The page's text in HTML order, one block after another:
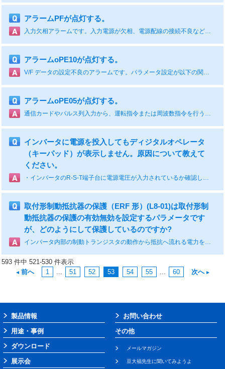
アラームPFが点灯する。
入力欠相アラームです。入力電源が欠相、電源配線の接続不良など、主に入力電源が原因ですので確認をしてください。
アラームoPE10が点灯する。
V/F データの設定不良のアラームです。パラメータ設定が以下の関係を満たしていない。・最低出力周波数(E1-09)≦ 中間出力周波数(E1-07) ・最低出力周波数(E3-09)≦ 中間出力周波数(E3-07)
アラームoPE05が点灯する。
通信カードやパルス列入力から、運転指令または周波数指令を行う場合の設定が正しくない。
インバータに電源を投入してもディジタルオペレータ
（キーパッド）が表示しません。原因について教えて
ください。
・インバータのR-S-T端子台に電源電圧が入力されているか確認してください。まれに一次側のコンタクタなどの故障でインバータに電源が入っていないことがあります。 ・ディジタルオペレータ（キーパッド）とインバータ本体の接触不良がないか確認してください。 ・小容量のインバータはDCリアクトル接続用の端子+1と+2を短絡片が短絡していますがその短絡片が外れているとディジタルオペレータは点灯しません。 A1000（容量200V：0004～0081 400V：0002～0044） V1000（200V:すべての容量 400V:すべての容量） J1000（200V:すべての容量 400V:すべての容量） GA700（容量200V：2004～2082 400V:4002～4044） GA500（200V:すべての容量 400V:すべての容量）
取付形制動抵抗器の保護（ERF 形）(L8-01)は取付形制
動抵抗器の保護の有効無効を設定するパラメータです
が、どのようにして保護しているのですか?
インバータ内部の制動トランジスタの動作から抵抗へ流れる電力を計算し、抵抗の温度上昇を推定して保護に使用しています。
593 件中 521-530 件表示
前へ
1 ... 51 52 53 54 55 ... 60 次へ
製品情報
用途・事例
ダウンロード
展示会
お問い合わせ
その他
メールマガジン
豆大福先生に聞いてみようよ